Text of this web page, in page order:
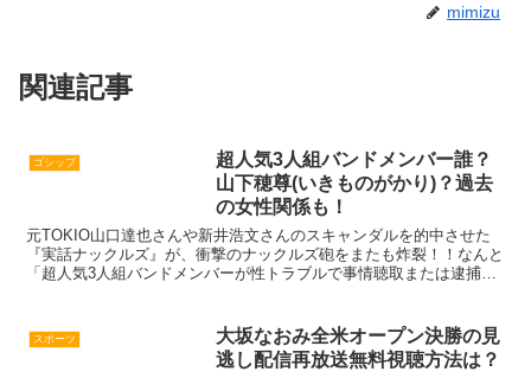
mimizu
関連記事
ゴシップ
超人気3人組バンドメンバー誰？
山下穂尊(いきものがかり)？過去
の女性関係も！
元TOKIO山口達也さんや新井浩文さんのスキャンダルを的中させた
『実話ナックルズ』が、衝撃のナックルズ砲をまたも炸裂！！なんと
「超人気3人組バンドメンバーが性トラブルで事情聴取または逮捕」
スポーツ
大坂なおみ全米オープン決勝の見
逃し配信再放送無料視聴方法は？